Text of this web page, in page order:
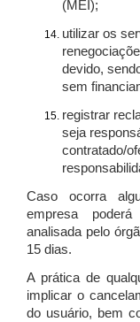
(MEI);
utilizar os
devido,
sem
registrar
seja
contratado/
Caso ocorra
empresa
analisada pelo
15 dias.
A prática de
implicar o
do usuário, bem